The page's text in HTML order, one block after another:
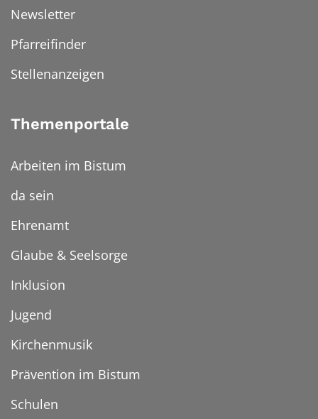
Newsletter
Pfarreifinder
Stellenanzeigen
Themenportale
Arbeiten im Bistum
da sein
Ehrenamt
Glaube & Seelsorge
Inklusion
Jugend
Kirchenmusik
Prävention im Bistum
Schulen